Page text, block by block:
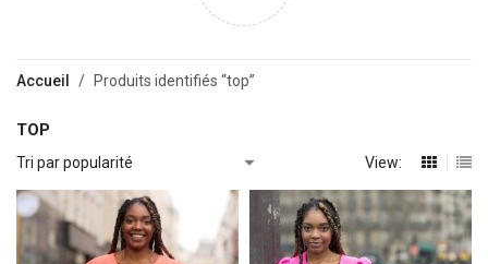
Accueil / Produits identifiés “top”
TOP
View: